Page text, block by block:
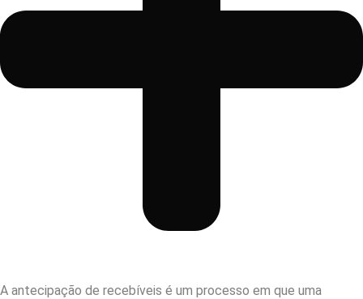
A antecipação de recebíveis é um processo em que uma